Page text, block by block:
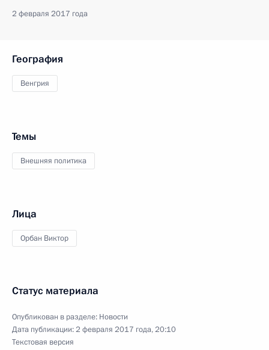
2 февраля 2017 года
География
Венгрия
Темы
Внешняя политика
Лица
Орбан Виктор
Статус материала
Опубликован в разделе: Новости
Дата публикации:2 февраля 2017 года, 20:10
Текстовая версия